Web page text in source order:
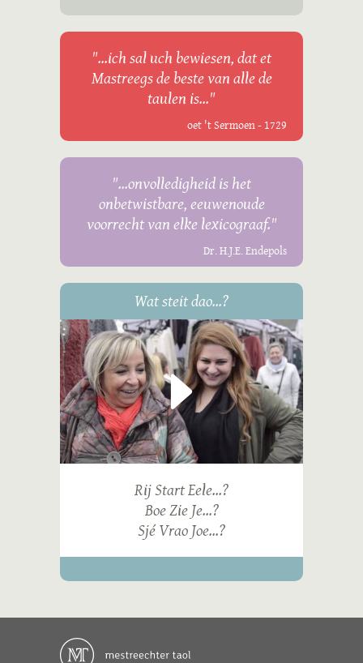
"...ich sal uch bewiesen, dat et
Mastreegs de beste van alle de
taulen is..."
oet 't Sermoen - 1729
"...onvolledigheid is het
onbetwistbare, eeuwenoude
voorrecht van elke lexicograaf."
Dr. H.J.E. Endepols
Wat steit dao...?
Rij Start Eele...?
Boe Zie Je...?
Sjé Vrao Joe...?